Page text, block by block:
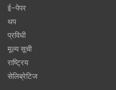
ई–पेपर
थप
प्रविधी
मूल्य सूची
राष्ट्रिय
सेलिब्रेटिज